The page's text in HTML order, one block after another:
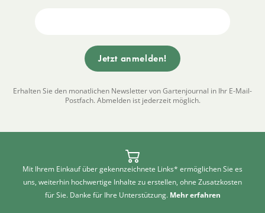
Erhalten Sie den monatlichen Newsletter von Gartenjournal in Ihr E-Mail-
Postfach. Abmelden ist jederzeit möglich.
Mit Ihrem Einkauf über gekennzeichnete Links* ermöglichen Sie es
uns, weiterhin hochwertige Inhalte zu erstellen, ohne Zusatzkosten
für Sie. Danke für Ihre Unterstützung. Mehr erfahren